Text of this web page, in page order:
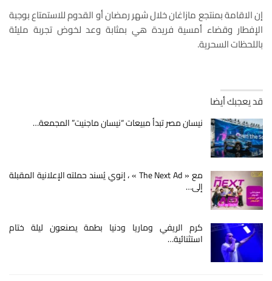
إن الاقامة بمنتجع مازاغان خلال شهر رمضان أو القدوم للاستمتاع بوجبة
الإفطار وقضاء أمسية فريدة هي بمثابة وعد لخوض تجربة مليئة
باللحظات السحرية.
قد يعجبك أيضا
نيسان مصر تبدأ مبيعات “نيسان ماجنيت” المجمعة…
مع « The Next Ad » ، إنوي يُسند حملته الإعلانية المقبلة
إلى…
كرم الريفي وماريا ودنيا بطمة يصنعون ليلة ختام
استثنائية…